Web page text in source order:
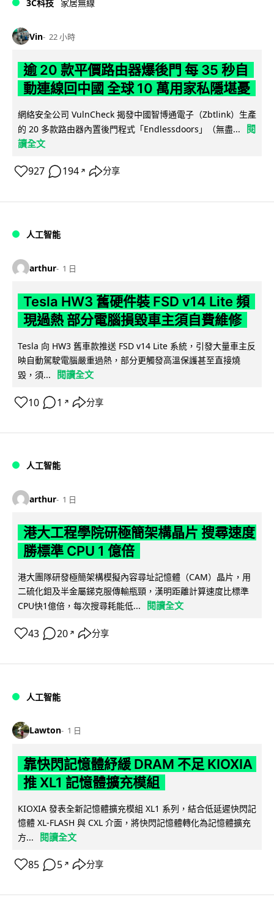
3C科技 家居無線
Vin 22 小時
逾 20 款平價路由器爆後門 每 35 秒自
動連線回中國 全球 10 萬用家私隱堪憂
網絡安全公司 VulnCheck 揭發中國智博通電子（Zbtlink）生產
的 20 多款路由器內置後門程式「Endlessdoors」（無盡...
閱
讀全文
927 194 ↗ 分享
人工智能
arthur 1 日
Tesla HW3 舊硬件裝 FSD v14 Lite 頻
現過熱 部分電腦損毀車主須自費維修
Tesla 向 HW3 舊車款推送 FSD v14 Lite 系統，引發大量車主反
映自動駕駛電腦嚴重過熱，部分更觸發高溫保護甚至直接燒
毀，須...
閱讀全文
10 1 ↗ 分享
人工智能
arthur 1 日
港大工程學院研極簡架構晶片 搜尋速度
勝標準 CPU 1 億倍
港大團隊研發極簡架構模擬內容尋址記憶體（CAM）晶片，用
二硫化鉬及半金屬銻克服傳輸瓶頸，漢明距離計算速度比標準
CPU快1億倍，每次搜尋耗能低...
閱讀全文
43 20 ↗ 分享
人工智能
Lawton 1 日
靠快閃記憶體紓緩 DRAM 不足 KIOXIA
推 XL1 記憶體擴充模組
KIOXIA 發表全新記憶體擴充模組 XL1 系列，結合低延遲快閃記
憶體 XL-FLASH 與 CXL 介面，將快閃記憶體轉化為記憶體擴充
方...
閱讀全文
85 5 ↗ 分享